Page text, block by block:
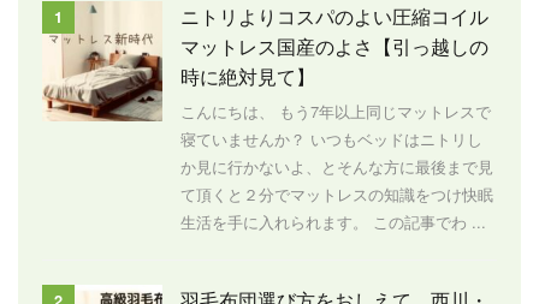
1
ニトリよりコスパのよい圧縮コイル
マットレス国産のよさ【引っ越しの
時に絶対見て】
こんにちは、 もう7年以上同じマットレスで
寝ていませんか？ いつもベッドはニトリし
か見に行かないよ、とそんな方に最後まで見
て頂くと２分でマットレスの知識をつけ快眠
生活を手に入れられます。 この記事でわ ...